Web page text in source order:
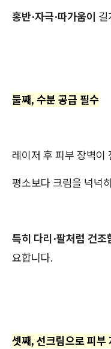
홍반·자극·따가움이 길
둘째, 수분 공급 필수
레이저 후 피부 장벽이
평소보다 크림을 넉넉
특히 다리·팔처럼 건
요합니다.
셋째, 선크림으로 피부